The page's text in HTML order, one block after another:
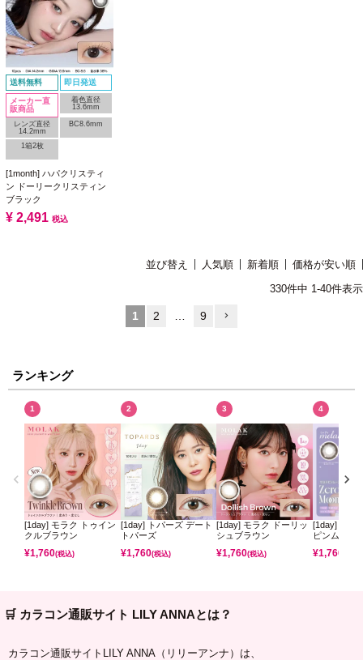
送料無料 即日発送
メーカー直
販商品
着色直径
13.6mm
レンズ直径
14.2mm
BC8.6mm
1箱2枚
[1month] ハパクリスティ
ン ドーリークリスティン
ブラック
¥ 2,491 税込
並び替え 人気順 新着順
価格が安い順
330件中 1 -40件表示
1 2 9
ランキング
1
[1day] モラク トゥイン
クルブラウン
¥1,760(税込)
2
[1day] トパーズ デート
トパーズ
¥1,760(税込)
3
[1day] モラク ドーリッ
シュブラウン
¥1,760(税込)
4
[1day] ミレ
ピンムーン
¥1,760
🛒 カラコン通販サイト LILY ANNAとは？
カラコン通販サイトLILY ANNA（リリーアンナ）は、